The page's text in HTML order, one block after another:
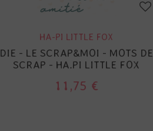
HA-PI LITTLE FOX
DIE - LE SCRAP&MOI - MOTS DE
SCRAP - HA.PI LITTLE FOX
11,75 €